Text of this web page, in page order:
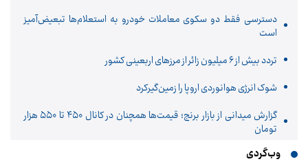
دسترسی فقط دو سکوی معاملات خودرو به استعلام‌ها تبعیض‌آمیز
است
تردد بیش از ۶ میلیون زائر از مرزهای اربعینی کشور
شوک انرژی هوانوردی اروپا را زمین‌گیر‌کرد
گزارش میدانی از بازار برنج؛ قیمت‌ها همچنان در کانال ۴۵۰ تا ۵۵۰ هزار
تومان
وب‌گردی